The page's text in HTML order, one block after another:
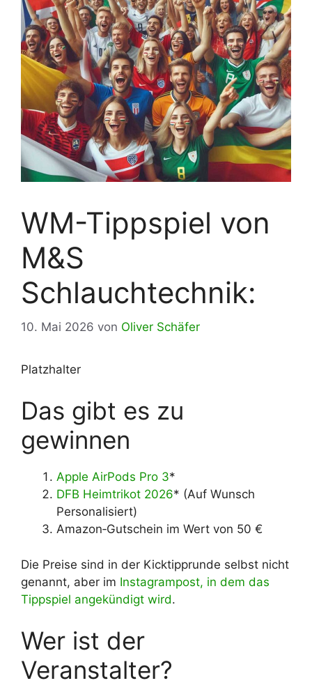
WM-Tippspiel von
M&S
Schlauchtechnik:
10. Mai 2026 von Oliver Schäfer
Platzhalter
Das gibt es zu
gewinnen
Apple AirPods Pro 3*
DFB Heimtrikot 2026* (Auf Wunsch
Personalisiert)
Amazon‑Gutschein im Wert von 50 €
Die Preise sind in der Kicktipprunde selbst nicht
genannt, aber im Instagrampost, in dem das
Tippspiel angekündigt wird.
Wer ist der
Veranstalter?